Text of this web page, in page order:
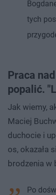
tych
Praca
popalić.
Jak wiemy,
Maciej
duchocie i
os, okazała
brodzenia w
Po